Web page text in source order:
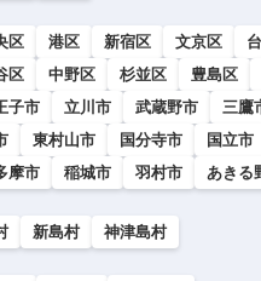
区 港区 新宿区 文京区
区 中野区 杉並区 豊島区
子市 立川市 武蔵野市 三鷹
東村山市 国分寺市 国立市
摩市 稲城市 羽村市 あきる
新島村 神津島村